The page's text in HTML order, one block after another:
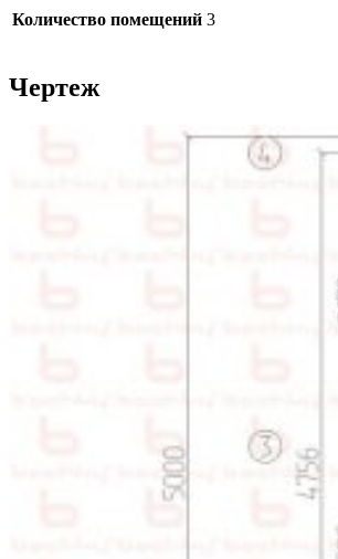
Количество помещений 3
Чертеж